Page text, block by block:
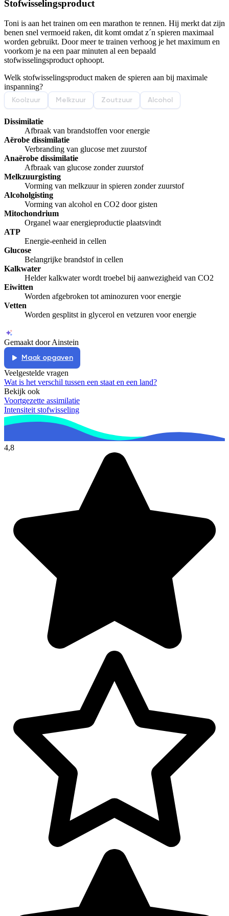
Afspelen werkte niet
Stofwisselingsproduct
Toni is aan het trainen om een marathon te rennen. Hij merkt dat zijn
benen snel vermoeid raken, dit komt omdat z´n spieren maximaal
worden gebruikt. Door meer te trainen verhoog je het maximum en
voorkom je na een paar minuten al een bepaald
stofwisselingsproduct ophoopt.
Welk stofwisselingsproduct maken de spieren aan bij maximale
inspanning?
Koolzuur
Melkzuur Zoutzuur Alcohol
Dissimilatie
Afbraak van brandstoffen voor energie
Aërobe dissimilatie
Verbranding van glucose met zuurstof
Anaërobe dissimilatie
Afbraak van glucose zonder zuurstof
Melkzuurgisting
Vorming van melkzuur in spieren zonder zuurstof
Alcoholgisting
Vorming van alcohol en CO2 door gisten
Mitochondrium
Organel waar energieproductie plaatsvindt
ATP
Energie-eenheid in cellen
Glucose
Belangrijke brandstof in cellen
Kalkwater
Helder kalkwater wordt troebel bij aanwezigheid van CO2
Eiwitten
Worden afgebroken tot aminozuren voor energie
Vetten
Worden gesplitst in glycerol en vetzuren voor energie
Gemaakt door Ainstein
Maak opgaven
Veelgestelde vragen
Wat is het verschil tussen een staat en een land?
Bekijk ook
Voortgezette assimilatie
Intensiteit stofwisseling
4,8